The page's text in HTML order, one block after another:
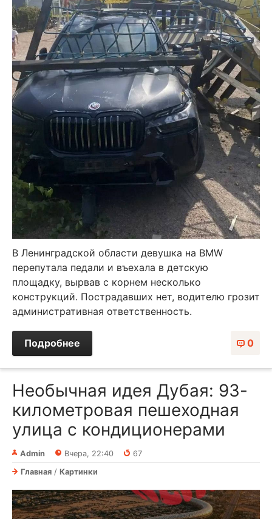
В Ленинградской области девушка на BMW
перепутала педали и въехала в детскую
площадку, вырвав с корнем несколько
конструкций. Пострадавших нет, водителю грозит
административная ответственность.
0
Подробнее
Необычная идея Дубая: 93-
километровая пешеходная
улица с кондиционерами
Admin Вчера, 22:40
67
Главная / Картинки